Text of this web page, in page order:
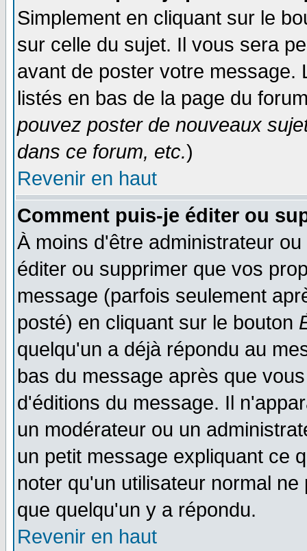
Simplement en cliquant sur le
sur celle du sujet. Il vous sera
avant de poster votre
listés en bas de la page du
pouvez poster de nouveaux
dans ce forum, etc.)
Revenir en haut
Comment puis-je éditer ou
À moins d'être administrateur
éditer ou supprimer que vos
message (parfois seulement
posté) en cliquant sur le bouton
quelqu'un a déjà répondu au
bas du message après que
d'éditions du message. Il
un modérateur ou un
un petit message expliquant ce
noter qu'un utilisateur normal
que quelqu'un y a répondu.
Revenir en haut